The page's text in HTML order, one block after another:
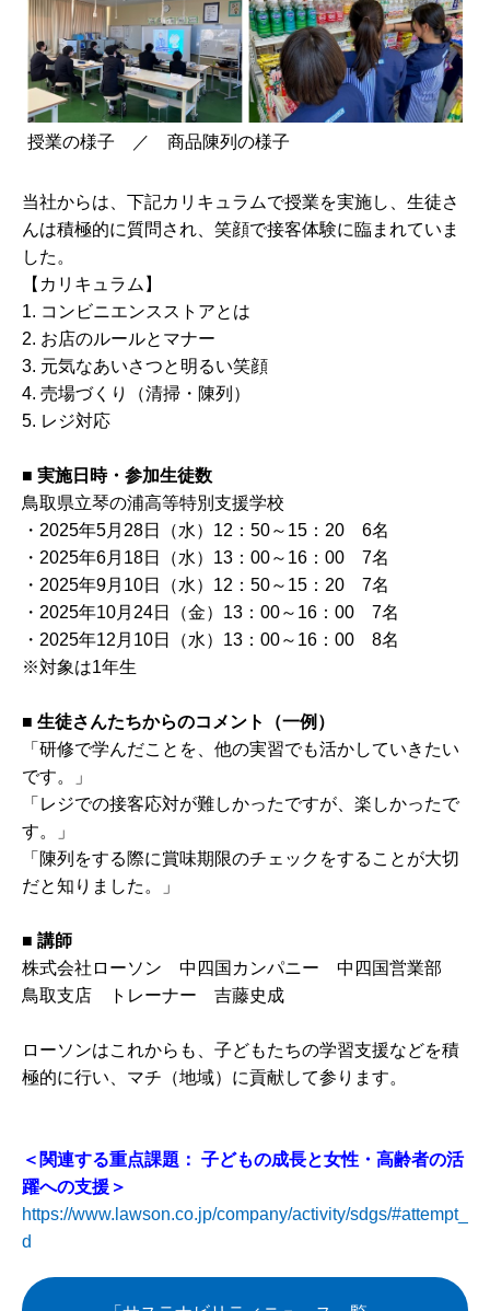
授業の様子 ／ 商品陳列の様子
当社からは、下記カリキュラムで授業を実施し、生徒さ
んは積極的に質問され、笑顔で接客体験に臨まれていま
した。
【カリキュラム】
1. コンビニエンスストアとは
2. お店のルールとマナー
3. 元気なあいさつと明るい笑顔
4. 売場づくり（清掃・陳列）
5. レジ対応
■ 実施日時・参加生徒数
鳥取県立琴の浦高等特別支援学校
・2025年5月28日（水）12：50～15：20 6名
・2025年6月18日（水）13：00～16：00 7名
・2025年9月10日（水）12：50～15：20 7名
・2025年10月24日（金）13：00～16：00 7名
・2025年12月10日（水）13：00～16：00 8名
※対象は1年生
■ 生徒さんたちからのコメント（一例）
「研修で学んだことを、他の実習でも活かしていきたい
です。」
「レジでの接客応対が難しかったですが、楽しかったで
す。」
「陳列をする際に賞味期限のチェックをすることが大切
だと知りました。」
■ 講師
株式会社ローソン 中四国カンパニー 中四国営業部
鳥取支店 トレーナー 吉藤史成
ローソンはこれからも、子どもたちの学習支援などを積
極的に行い、マチ（地域）に貢献して参ります。
＜関連する重点課題： 子どもの成長と女性・高齢者の活
躍への支援＞
https://www.lawson.co.jp/company/activity/sdgs/#attempt_
d